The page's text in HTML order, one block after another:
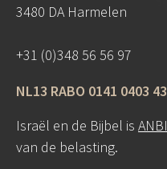
3480 DA Harmelen
+31 (0)348 56 56 97
NL13 RABO 0141 0403 43
Israël en de Bijbel is ANBI
van de belasting.